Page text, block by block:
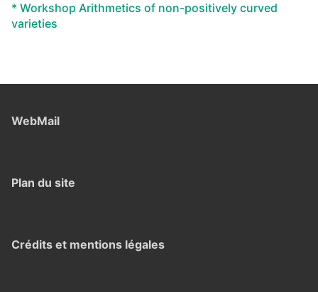
* Workshop Arithmetics of non-positively curved
varieties
WebMail
Plan du site
Crédits et mentions légales